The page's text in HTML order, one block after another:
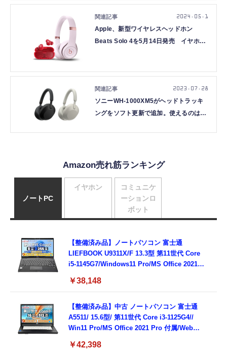
台（本田雅一）
Apple、新型ワイヤレスヘッドホン
Beats Solo 4を5月14日発売 イヤホン
2024.05.1
ソニーWH-1000XM5がヘッドトラッキ
ングをソフト更新で追加。使えるのは
2023.07.28
Amazon売れ筋ランキング
ノートPC
【整備済み品】ノートパソコン 富士通
LIEFBOOK U9311X/F 13.3型 第11世代 Core
i5-1145G7/Windows11 Pro/MS Office 2021搭
Type-C/360度回転対応/有線静音マウス付
8GB,SSD256GB)
￥38,148
【整備済み品】中古 ノートパソコン 富士通
A5511/ 15.6型/ 第11世代 Core i3-1125G4//
Win11 Pro/MS Office 2021 Pro 付属/Webカ
3.0)/ 有線静音マウス付属/ 180日保証（メモリ
￥42,398
イヤホン
コミュニケ
ーションロ
ボット